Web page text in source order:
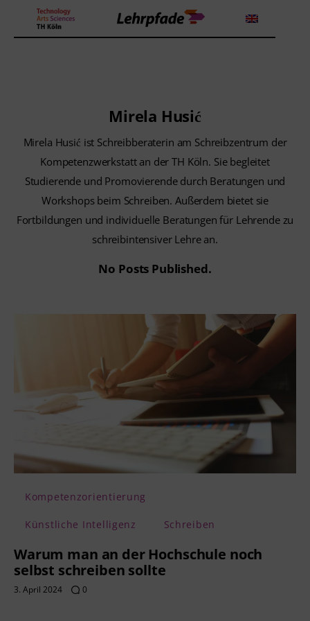
Lehrstrategie
Workshops
Über uns
Mirela Husić
Mirela Husić ist Schreibberaterin am Schreibzentrum der
Kompetenzwerkstatt an der TH Köln. Sie begleitet
Studierende und Promovierende durch Beratungen und
Workshops beim Schreiben. Außerdem bietet sie
Fortbildungen und individuelle Beratungen für Lehrende zu
schreibintensiver Lehre an.
No Posts Published.
Kompetenzorientierung
Künstliche Intelligenz Schreiben
Warum man an der Hochschule noch
selbst schreiben sollte
3. April 2024 0